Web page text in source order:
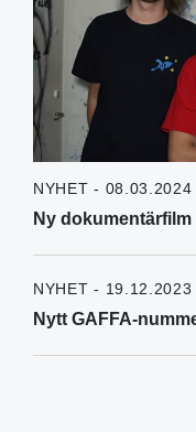
NYHET - 08.03.2024
Ny
NYHET - 19.12.2023
Nytt GAFFA-